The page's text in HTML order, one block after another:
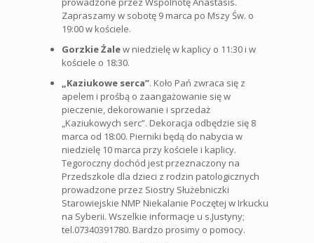
Zapraszamy w sobotę 9 marca po Mszy Św. o
19:00 w kościele.
Gorzkie Żalew niedzielę w kaplicy o 11:30 i w
kościele o 18:30.
„Kaziukowe serca”. Koło Pań zwraca się z
apelem i prośbą o zaangażowanie się w
pieczenie, dekorowanie i sprzedaż
„Kaziukowych serc”. Dekoracja odbędzie się 8
marca od 18:00. Pierniki będą do nabycia w
niedzielę 10 marca przy kościele i kaplicy.
Tegoroczny dochód jest przeznaczony na
Przedszkole dla dzieci z rodzin patologicznych
prowadzone przez Siostry Służebniczki
Starowiejskie NMP Niekalanie Poczętej w Irkucku
na Syberii. Wszelkie informacje u s.Justyny;
tel.07340391780. Bardzo prosimy o pomocy.